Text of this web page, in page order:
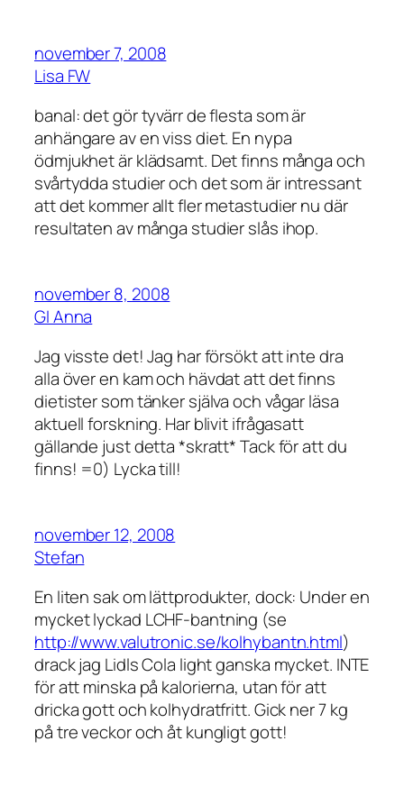
november 7, 2008
Lisa FW
banal: det gör tyvärr de flesta som är
anhängare av en viss diet. En nypa
ödmjukhet är klädsamt. Det finns många och
svårtydda studier och det som är intressant
att det kommer allt fler metastudier nu där
resultaten av många studier slås ihop.
november 8, 2008
GI Anna
Jag visste det! Jag har försökt att inte dra
alla över en kam och hävdat att det finns
dietister som tänker själva och vågar läsa
aktuell forskning. Har blivit ifrågasatt
gällande just detta *skratt* Tack för att du
finns! =0) Lycka till!
november 12, 2008
Stefan
En liten sak om lättprodukter, dock: Under en
mycket lyckad LCHF-bantning (se
http://www.valutronic.se/kolhybantn.html)
drack jag Lidls Cola light ganska mycket. INTE
för att minska på kalorierna, utan för att
dricka gott och kolhydratfritt. Gick ner 7 kg
på tre veckor och åt kungligt gott!